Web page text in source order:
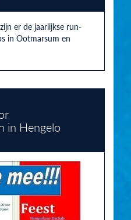
er de jaarlijkse run-
in Ootmarsum en
in Hengelo